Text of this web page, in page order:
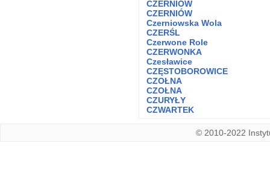
CZERNIÓW
CZERNIÓW
Czerniowska Wola
CZERŚL
Czerwone Role
CZERWONKA
Czesławice
CZĘSTOBOROWICE
CZOŁNA
CZOŁNA
CZURYŁY
CZWARTEK
© 2010-2022